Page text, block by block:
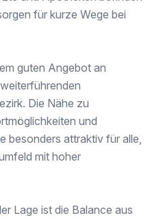
[http://www.immocontract.at/]
für kurze Wege bei
guten Angebot an
Die Nähe zu
und
besonders attraktiv für alle,
mit hoher
Lage ist die Balance aus